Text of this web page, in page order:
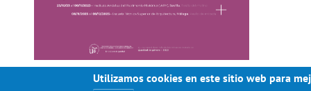
Utilizamos cookies en este sitio web para